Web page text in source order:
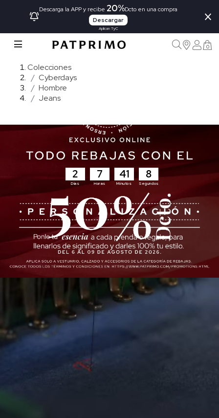
Descarga la APP y recibe 20%Dcto en una compra
Descargar
Aplican TyC
×
0
Colecciones
Cyberdays
Hombre
Jeans
2
Días
7
Horas
41
Minutos
7
Segundos